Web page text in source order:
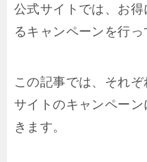
公式サイトでは、お
るキャンペーンを行っ
この記事では、それ
サイトのキャンペー
きます。